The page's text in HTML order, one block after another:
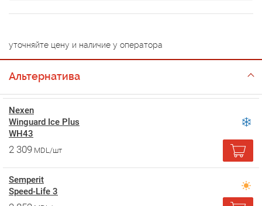
уточняйте цену и наличие у оператора
Альтернатива
Nexen
Winguard Ice Plus
WH43
2 309 MDL/шт
Semperit
Speed-Life 3